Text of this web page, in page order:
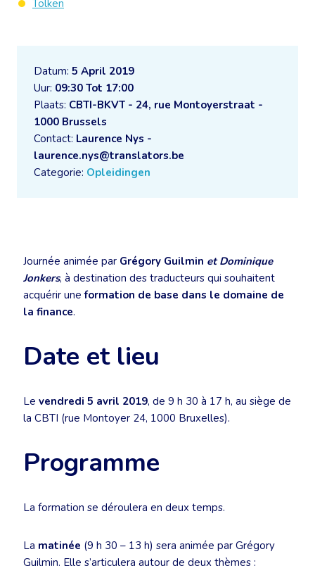
Datum: 5 April 2019
Uur: 09:30 Tot 17:00
Plaats: CBTI-BKVT - 24, rue Montoyerstraat -
1000 Brussels
Contact: Laurence Nys -
laurence.nys@translators.be
Categorie: Opleidingen
Journée animée par Grégory Guilmin etDominique
Jonkers, à destination des traducteurs qui souhaitent
acquérir uneformation de base dans le domaine de
la finance.
Date et lieu
Le vendredi 5 avril 2019, de 9 h 30 à 17 h, au siège de
la CBTI (rue Montoyer 24, 1000 Bruxelles).
Programme
La formation se déroulera en deux temps.
La matinée (9 h 30 – 13 h) sera animée par Grégory
Guilmin. Elle s’articulera autour de deux thèmes :
Tolken